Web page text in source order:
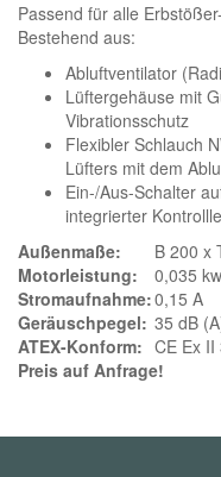
Passend für alle
Bestehend aus:
Abluftventilator
Lüftergehäuse mit
Vibrationsschutz
Flexibler Schlauch
Lüfters mit dem
Ein-/Aus-Schalter
integrierter
Außenmaße:
B 200 x
Motorleistung:
0,035 kw
Stromaufnahme:0,15 A
Geräuschpegel: 35 dB
ATEX-Konform: CE Ex
Preis auf Anfrage!